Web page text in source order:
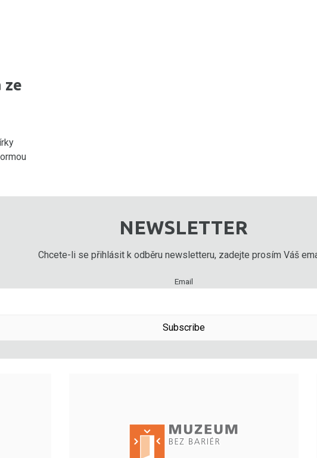
ze
NEWSLETTER
Chcete-li se přihlásit k odběru newsletteru, zadejte prosím Váš
Email
Subscribe